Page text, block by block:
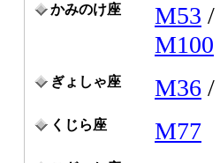
かみのけ座 M53 /
M100
ぎょしゃ座 M36 /
くじら座 M77